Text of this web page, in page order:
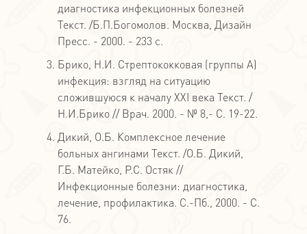
диагностика инфекционных болезней
Текст. /Б.П.Богомолов. Москва, Дизайн
Пресс. - 2000. - 233 с.
Брико, Н.И. Стрептококковая (группы А)
инфекция: взгляд на ситуацию
сложившуюся к началу XXI века Текст. /
Н.И.Брико // Врач. 2000. - № 8,- С. 19-22.
Дикий, О.Б. Комплексное лечение
больных ангинами Текст. /О.Б. Дикий,
Г.Б. Матейко, P.C. Остяк //
Инфекционные болезни: диагностика,
лечение, профилактика. С.-Пб., 2000. - С.
76.